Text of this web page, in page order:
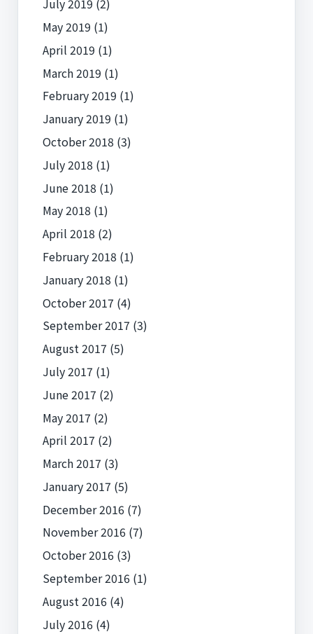
July 2019 (2)
May 2019 (1)
April 2019 (1)
March 2019 (1)
February 2019 (1)
January 2019 (1)
October 2018 (3)
July 2018 (1)
June 2018 (1)
May 2018 (1)
April 2018 (2)
February 2018 (1)
January 2018 (1)
October 2017 (4)
September 2017 (3)
August 2017 (5)
July 2017 (1)
June 2017 (2)
May 2017 (2)
April 2017 (2)
March 2017 (3)
January 2017 (5)
December 2016(7)
November 2016(7)
October 2016(3)
September 2016(1)
August 2016(4)
July 2016(4)